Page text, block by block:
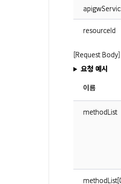
resourceId
[Request Body]
요청 예시
이름
methodList